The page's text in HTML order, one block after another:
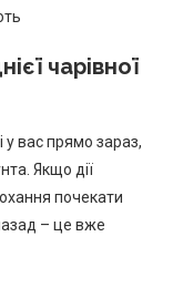
чарівної
у вас прямо зараз,
Якщо дії
почекати
– це вже